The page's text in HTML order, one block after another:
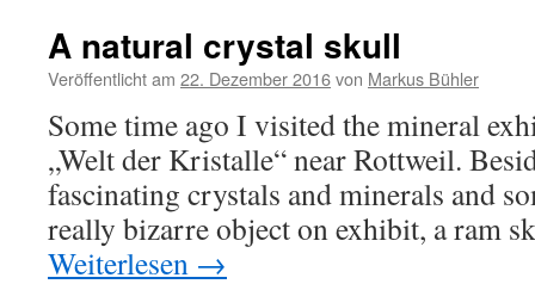
A natural crystal skull
Veröffentlicht am 22. Dezember 2016von Markus Bühler
Some time ago I visited the mineral
„Welt der Kristalle“ near Rottweil.
fascinating crystals and minerals and
really bizarre object on exhibit, a ram
Weiterlesen →